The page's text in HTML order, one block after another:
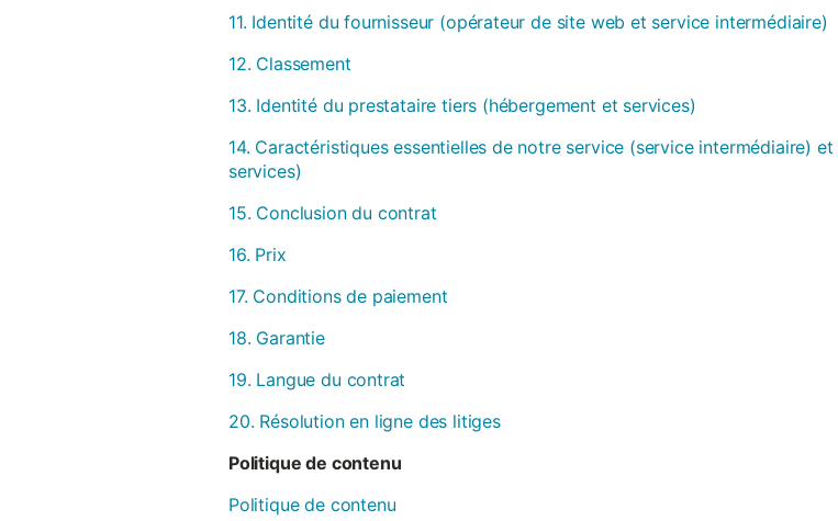
11. Identité du fournisseur (opérateur de site web et service intermédiaire)
12. Classement
13. Identité du prestataire tiers (hébergement et services)
14. Caractéristiques essentielles de notre service (service intermédiaire)
services)
15. Conclusion du contrat
16. Prix
17. Conditions de paiement
18. Garantie
19. Langue du contrat
20. Résolution en ligne des litiges
Politique de contenu
Politique de contenu